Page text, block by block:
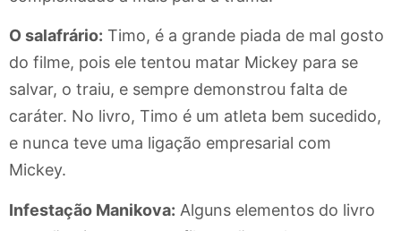
O salafrário: Timo, é a grande piada de mal gosto
do filme, pois ele tentou matar Mickey para se
salvar, o traiu, e sempre demonstrou falta de
caráter. No livro, Timo é um atleta bem sucedido,
e nunca teve uma ligação empresarial com
Mickey.
Infestação Manikova: Alguns elementos do livro